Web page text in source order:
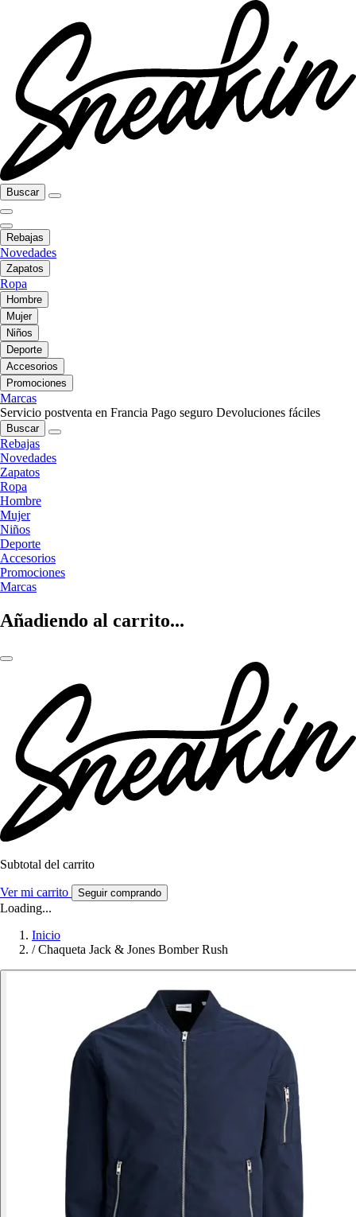
Buscar
Rebajas
Novedades
Zapatos
Ropa
Hombre
Mujer
Niños
Deporte
Accesorios
Promociones
Marcas
Servicio postventa en Francia Pago seguro Devoluciones fáciles
Buscar
Rebajas
Novedades
Zapatos
Ropa
Hombre
Mujer
Niños
Deporte
Accesorios
Promociones
Marcas
Añadiendo al carrito...
Subtotal del carrito
Ver mi carrito Seguir comprando
Loading...
Inicio
/ Chaqueta Jack & Jones Bomber Rush